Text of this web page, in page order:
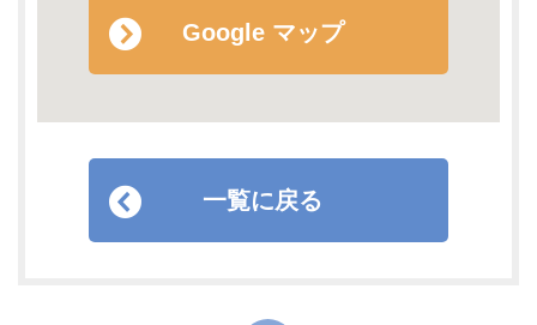
Google マップ
一覧に戻る